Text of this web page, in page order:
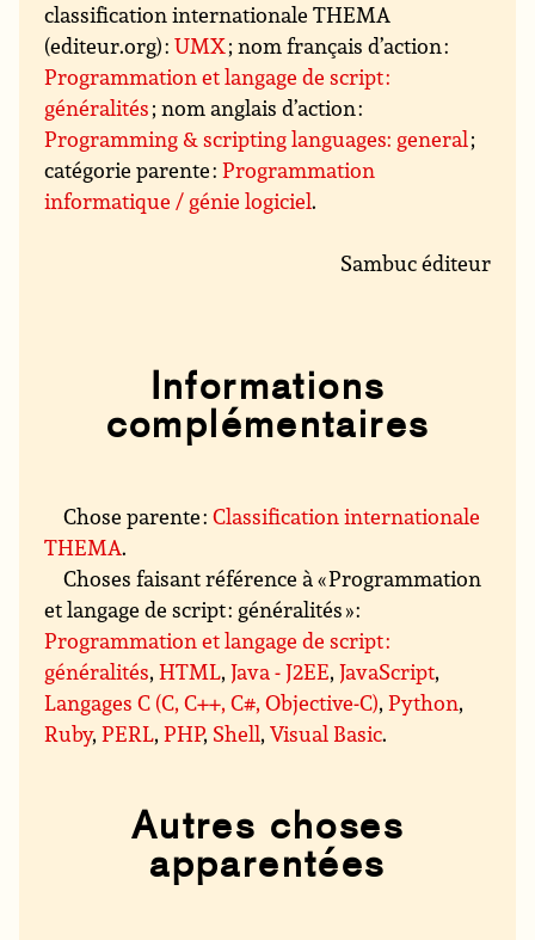
classification internationale THEMA
(editeur.org) :UMX; nom français d’action :
Programmation et langage de script :
généralités; nom anglais d’action :
Programming & scripting languages: general;
catégorie parente :Programmation
informatique / génie logiciel.
Sambuc éditeur
Informations
complémentaires
Chose parente :Classification internationale
THEMA.
Choses faisant référence à « Programmation
et langage de script : généralités » :
Programmation et langage de script :
généralités,HTML,Java - J2EE,JavaScript,
Langages C (C, C++, C#, Objective-C),Python,
Ruby,PERL,PHP, Shell,Visual Basic.
Autres choses
apparentées